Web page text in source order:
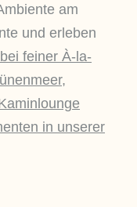
am
und erleben
feiner À-la-
in unserer